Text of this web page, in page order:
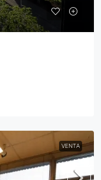
VENTA